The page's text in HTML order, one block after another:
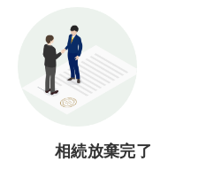
相続放棄完了